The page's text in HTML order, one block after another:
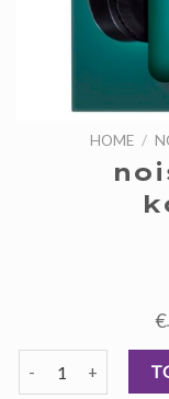
HOME /
€
noisecancelling